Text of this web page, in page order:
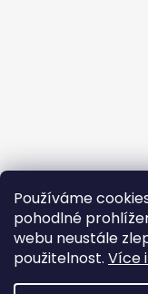
Používáme
pohodlné
webu neustále
použitelnost. Více